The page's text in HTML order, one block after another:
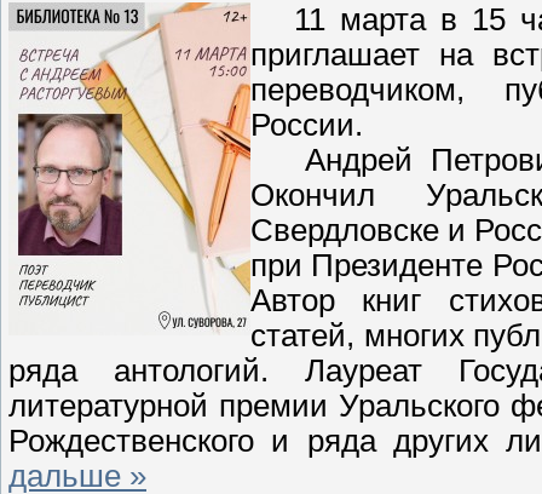
11 марта в 15
приглашает на
переводчиком,
России.
Андрей
Окончил
Свердловске и
при Президенте
Автор книг
статей, многих
ряда антологий. Лауреат
литературной премии Уральского
Рождественского и ряда других
дальше »